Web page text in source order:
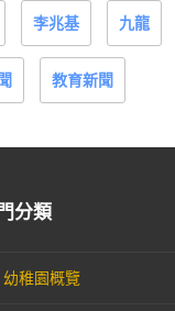
李兆基 九龍
教育新聞
分類
幼稚園概覽